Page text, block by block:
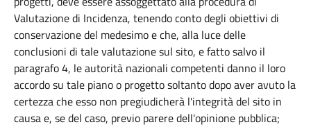
Valutazione di Incidenza, tenendo conto degli obiettivi di
conservazione del medesimo e che, alla luce delle
conclusioni di tale valutazione sul sito, e fatto salvo il
paragrafo 4, le autorità nazionali competenti danno il loro
accordo su tale piano o progetto soltanto dopo aver avuto la
certezza che esso non pregiudicherà l'integrità del sito in
causa e, se del caso, previo parere dell'opinione pubblica;